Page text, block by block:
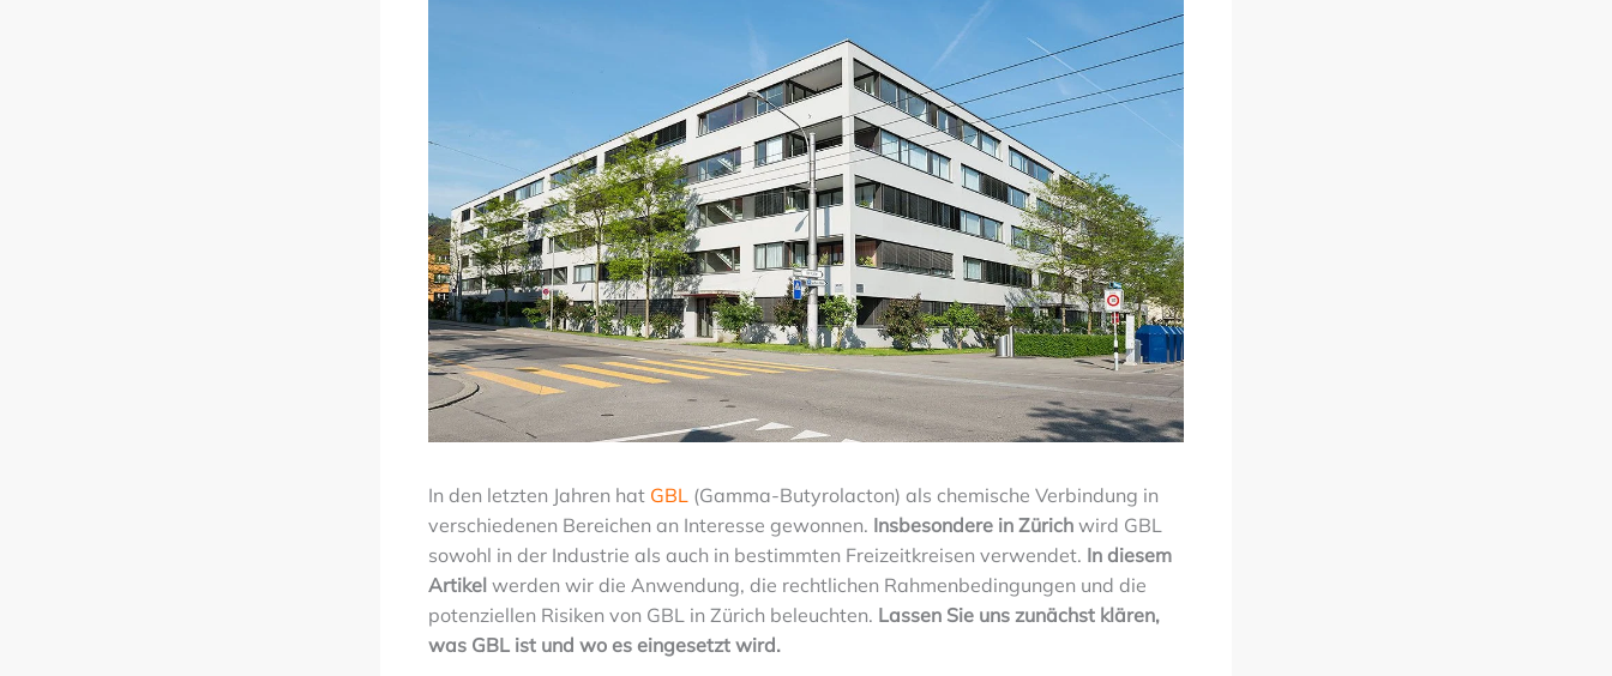
In den letzten Jahren hat GBL (Gamma-Butyrolacton) als chemische Verbindung in
verschiedenen Bereichen an Interesse gewonnen. Insbesondere in Zürich wird GBL
sowohl in der Industrie als auch in bestimmten Freizeitkreisen verwendet. In diesem
Artikel werden wir die Anwendung, die rechtlichen Rahmenbedingungen und die
potenziellen Risiken von GBL in Zürich beleuchten. Lassen Sie uns zunächst klären,
was GBL ist und wo es eingesetzt wird.